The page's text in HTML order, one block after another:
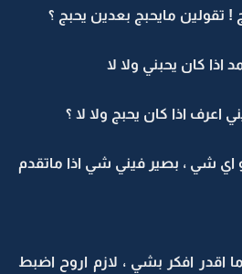
! تقولين مايحبج بعدين يحبج ؟
اذا كان يحبني ولا لا
اعرف اذا كان يحبج ولا لا ؟
شي ، بصير فيني شي اذا ماتقدم
اقدر افكر بشي ، لازم اروح اضبط